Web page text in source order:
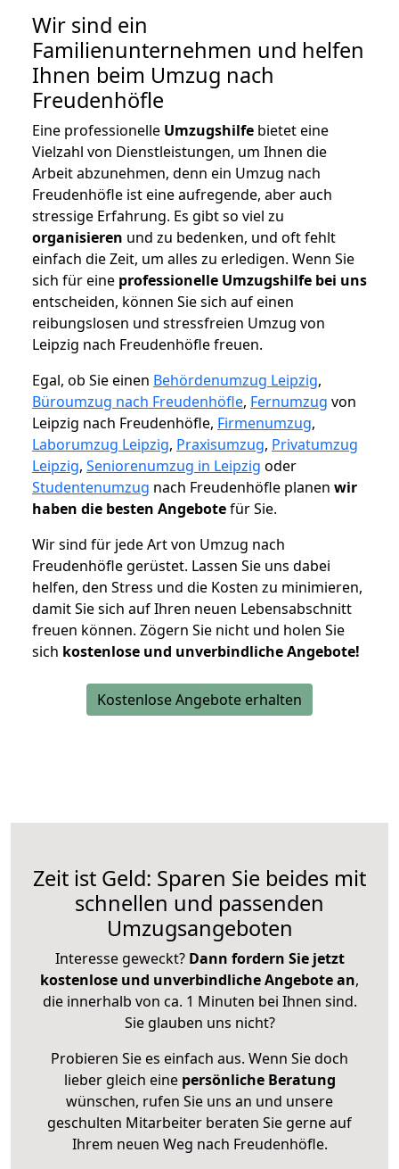
Wir sind ein
Familienunternehmen und helfen
Ihnen beim Umzug nach
Freudenhöfle
Eine professionelle Umzugshilfe bietet eine
Vielzahl von Dienstleistungen, um Ihnen die
Arbeit abzunehmen, denn ein Umzug nach
Freudenhöfle ist eine aufregende, aber auch
stressige Erfahrung. Es gibt so viel zu
organisieren und zu bedenken, und oft fehlt
einfach die Zeit, um alles zu erledigen. Wenn Sie
sich für eine professionelle Umzugshilfe bei uns
entscheiden, können Sie sich auf einen
reibungslosen und stressfreien Umzug von
Leipzig nach Freudenhöfle freuen.
Egal, ob Sie einen Behördenumzug Leipzig,
Büroumzug nach Freudenhöfle, Fernumzug von
Leipzig nach Freudenhöfle, Firmenumzug,
Laborumzug Leipzig, Praxisumzug, Privatumzug
Leipzig, Seniorenumzug in Leipzig oder
Studentenumzug nach Freudenhöfle planen wir
haben die besten Angebotefür Sie.
Wir sind für jede Art von Umzug nach
Freudenhöfle gerüstet. Lassen Sie uns dabei
helfen, den Stress und die Kosten zu minimieren,
damit Sie sich auf Ihren neuen Lebensabschnitt
freuen können. Zögern Sie nicht und holen Sie
sich kostenlose und unverbindliche Angebote!
Kostenlose Angebote erhalten
Zeit ist Geld: Sparen Sie beides mit
schnellen und passenden
Umzugsangeboten
Interesse geweckt? Dann fordern Sie jetzt
kostenlose und unverbindliche Angebote an,
die innerhalb von ca. 1 Minuten bei Ihnen sind.
Sie glauben uns nicht?
Probieren Sie es einfach aus. Wenn Sie doch
lieber gleich eine persönliche Beratung
wünschen, rufen Sie uns an und unsere
geschulten Mitarbeiter beraten Sie gerne auf
Ihrem neuen Weg nach Freudenhöfle.